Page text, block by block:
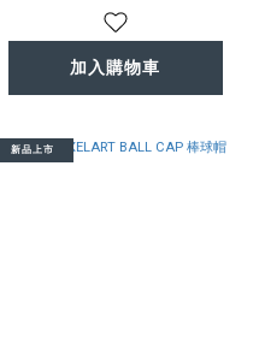
加入購物車
新品上市